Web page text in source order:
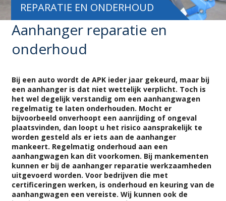
REPARATIE EN ONDERHOUD
Aanhanger reparatie en
onderhoud
Bij een auto wordt de APK ieder jaar gekeurd, maar bij
een aanhanger is dat niet wettelijk verplicht. Toch is
het wel degelijk verstandig om een aanhangwagen
regelmatig te laten onderhouden. Mocht er
bijvoorbeeld onverhoopt een aanrijding of ongeval
plaatsvinden, dan loopt u het risico aansprakelijk te
worden gesteld als er iets aan de aanhanger
mankeert. Regelmatig onderhoud aan een
aanhangwagen kan dit voorkomen. Bij mankementen
kunnen er bij de aanhanger reparatie werkzaamheden
uitgevoerd worden. Voor bedrijven die met
certificeringen werken, is onderhoud en keuring van de
aanhangwagen een vereiste. Wij kunnen ook de